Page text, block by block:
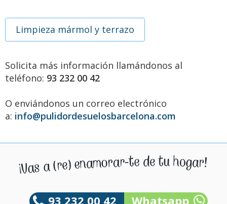
Limpieza mármol y terrazo
Solicita más información llamándonos al
teléfono: 93 232 00 42
O enviándonos un correo electrónico
a: info@pulidordesuelosbarcelona.com
93 232 00 42 Whatsapp